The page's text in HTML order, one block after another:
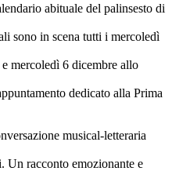
abituale del palinsesto di
sono in scena tutti i mercoledì
mercoledì 6 dicembre allo
dedicato alla Prima
musical-letteraria
Un racconto emozionante e